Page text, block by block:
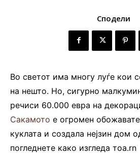
Сподели
Во светот има многу луѓе кои
на нешто. Но, сигурно
речиси 60.000 евра на
Сакамото е огромен
куклата и создала нејзин дом
погледнете како изгледа тоа.rn